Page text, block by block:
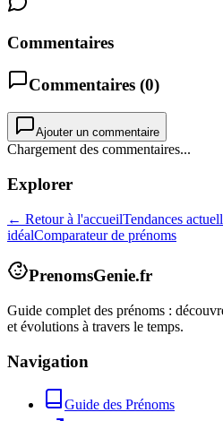
Commentaires
Commentaires (0)
Ajouter un commentaire
Chargement des commentaires...
Explorer
← Retour à l'accueilTendances
idéalComparateur de prénoms
PrenomsGenie.fr
Guide complet des prénoms :
et évolutions à travers le temps.
Navigation
Guide des Prénoms